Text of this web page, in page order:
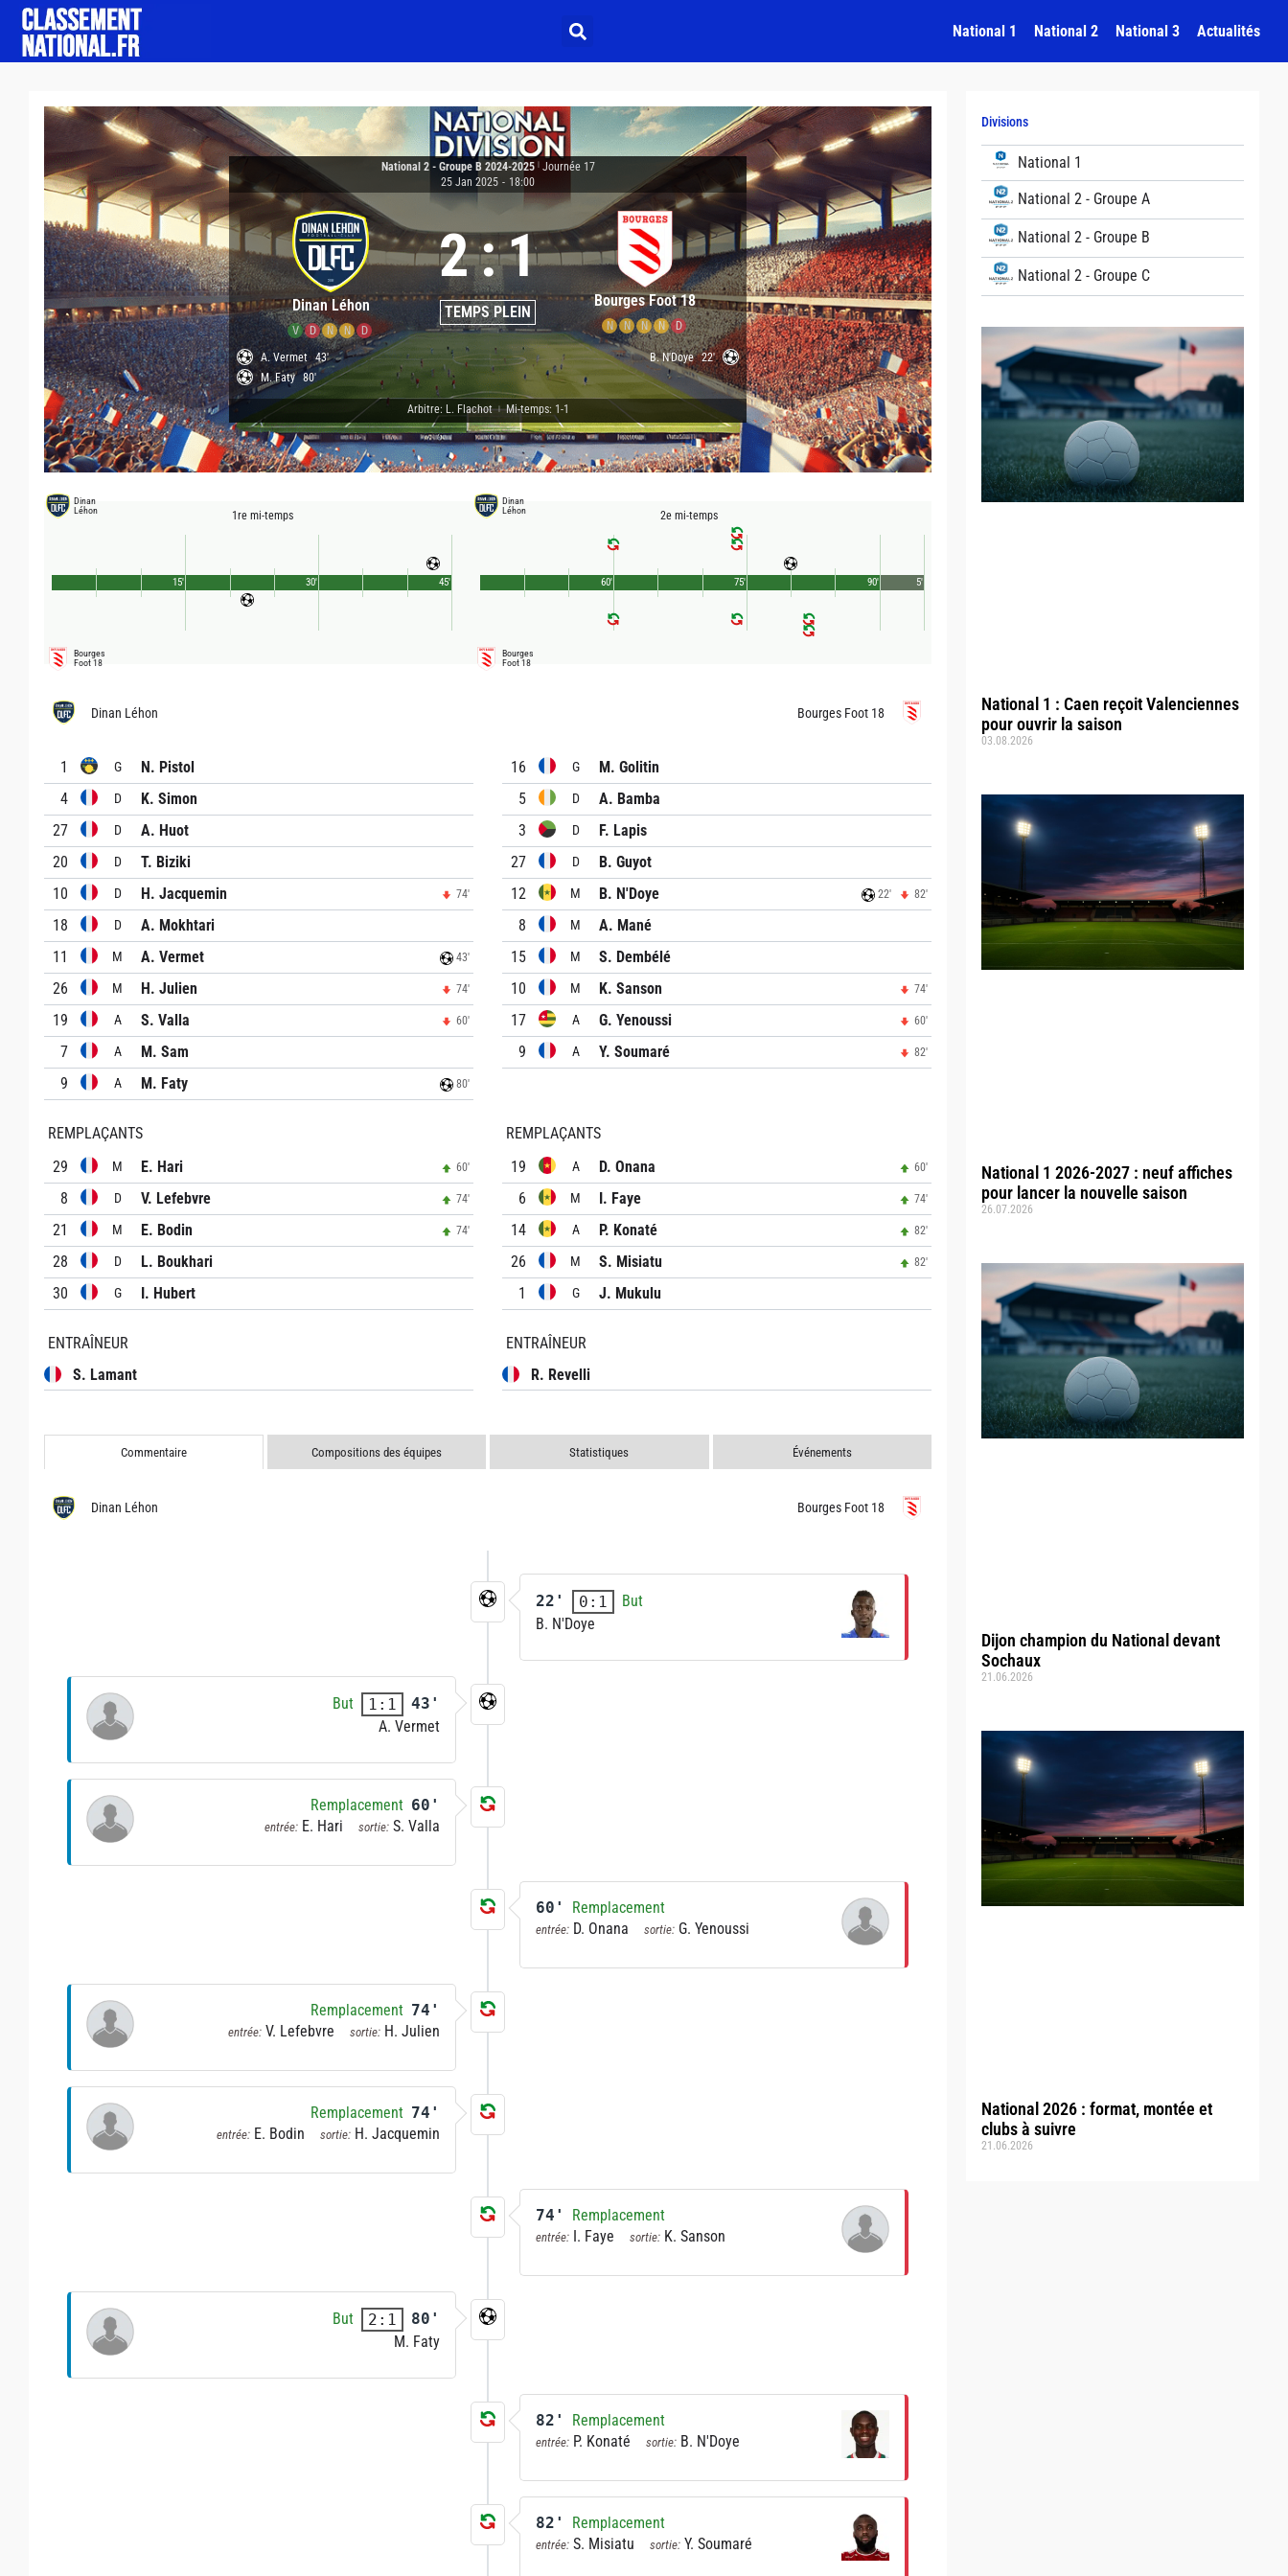
National 1 National 2 National 3 Actualités
Divisions
National 1
National 2 - Groupe A
National 2 - Groupe B
National 2 - Groupe C
National 1 : Caen reçoit Valenciennes
pour ouvrir la saison
03.08.2026
National 1 2026-2027 : neuf affiches
pour lancer la nouvelle saison
26.07.2026
Dijon champion du National devant
Sochaux
21.06.2026
National 2026 : format, montée et
clubs à suivre
21.06.2026
National 2 - Groupe B 2024-2025
Journée 17
25 Jan 2025 - 18:00
Dinan Léhon
V D N N D
2:1
TEMPS PLEIN
Bourges Foot 18
N N N N D
A. Vermet 43'
M. Faty 80'
B. N'Doye 22'
Arbitre: L. Flachot | Mi-temps: 1-1
Dinan
Léhon
1re mi-temps
Bourges
Foot 18
45'
15' 30'
Dinan
Léhon
2e mi-temps
Bourges
Foot 18
90'
60' 75' 5'
Dinan Léhon
1 G
N. Pistol
4
D
K. Simon
27
D
A. Huot
20
D
T. Biziki
10
D H. Jacquemin 74'
18 D
A. Mokhtari
11
M A. Vermet 43'
26 M H. Julien 74'
19 A S. Valla 60'
7 A
M. Sam
9
A M. Faty 80'
REMPLAÇANTS
29
M E. Hari 60'
8 D V. Lefebvre 74'
21 M E. Bodin 74'
28 D
L. Boukhari
30
G I. Hubert
ENTRAÎNEUR
S. Lamant
Bourges Foot 18
16 G
M. Golitin
5
D
A. Bamba
3
D
F. Lapis
27
D
B. Guyot
12
M B. N'Doye 22' 82'
8 M
A. Mané
15
M
S. Dembélé
10
M K. Sanson 74'
17 A G. Yenoussi 60'
9 A Y. Soumaré 82'
REMPLAÇANTS
19
A D. Onana 60'
6 M I. Faye 74'
14 A P. Konaté 82'
26 M S. Misiatu 82'
1 G J. Mukulu
ENTRAÎNEUR
R. Revelli
Commentaire Compositions des équipes Statistiques Événements
Dinan Léhon Bourges Foot 18
22' 0:1
But
B. N'Doye
But 1:1
43'
A. Vermet
Remplacement 60'
entrée: E. Hari sortie: S. Valla
60' Remplacement
entrée: D. Onana sortie: G. Yenoussi
Remplacement 74'
entrée: V. Lefebvre sortie: H. Julien
Remplacement 74'
entrée: E. Bodin sortie: H. Jacquemin
74' Remplacement
entrée: I. Faye sortie: K. Sanson
But 2:1
80'
M. Faty
82' Remplacement
entrée: P. Konaté sortie: B. N'Doye
82' Remplacement
entrée: S. Misiatu sortie: Y. Soumaré